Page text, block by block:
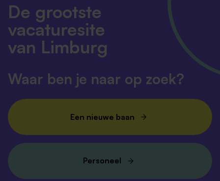
De grootste
vacaturesite
van Limburg
Waar ben je naar op zoek?
Een nieuwe baan
Personeel